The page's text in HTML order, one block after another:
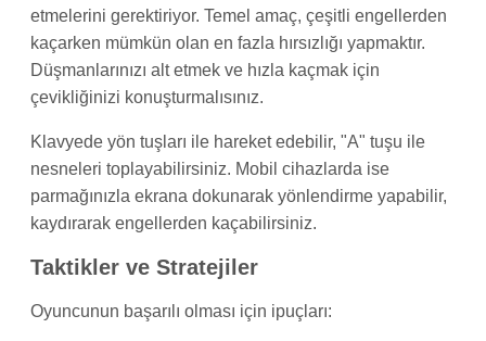
etmelerini gerektiriyor. Temel amaç, çeşitli engellerden
kaçarken mümkün olan en fazla hırsızlığı yapmaktır.
Düşmanlarınızı alt etmek ve hızla kaçmak için
çevikliğinizi konuşturmalısınız.
Klavyede yön tuşları ile hareket edebilir, "A" tuşu ile
nesneleri toplayabilirsiniz. Mobil cihazlarda ise
parmağınızla ekrana dokunarak yönlendirme yapabilir,
kaydırarak engellerden kaçabilirsiniz.
Taktikler ve Stratejiler
Oyuncunun başarılı olması için ipuçları: